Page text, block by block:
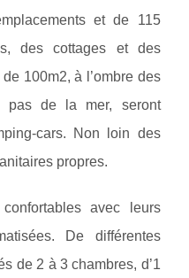
et de 115
des cottages et des
100m2, à l’ombre des
pas de la mer, seront
cars. Non loin des
propres.
avec leurs
De différentes
de 2 à 3 chambres, d’1